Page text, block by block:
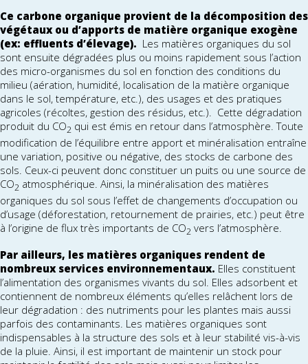
Ce carbone organique provient de la décomposition des
végétaux ou d’apports de matière organique exogène
(ex: effluents d’élevage). Les matières organiques du sol
sont ensuite dégradées plus ou moins rapidement sous l’action
des micro-organismes du sol en fonction des conditions du
milieu (aération, humidité, localisation de la matière organique
dans le sol, température, etc.), des usages et des pratiques
agricoles (récoltes, gestion des résidus, etc.). Cette dégradation
produit du CO2 qui est émis en retour dans l’atmosphère. Toute
modification de l’équilibre entre apport et minéralisation entraîne
une variation, positive ou négative, des stocks de carbone des
sols. Ceux-ci peuvent donc constituer un puits ou une source de
CO2 atmosphérique. Ainsi, la minéralisation des matières
organiques du sol sous l’effet de changements d’occupation ou
d’usage (déforestation, retournement de prairies, etc.) peut être
à l’origine de flux très importants de CO2 vers l’atmosphère.
Par ailleurs, les matières organiques rendent de
nombreux services environnementaux. Elles constituent
l’alimentation des organismes vivants du sol. Elles adsorbent et
contiennent de nombreux éléments qu’elles relâchent lors de
leur dégradation : des nutriments pour les plantes mais aussi
parfois des contaminants. Les matières organiques sont
indispensables à la structure des sols et à leur stabilité vis-à-vis
de la pluie. Ainsi, il est important de maintenir un stock pour